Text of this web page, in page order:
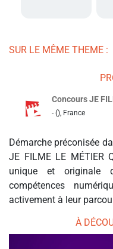
SUR LE MÊME THEME :
Concours JE
- (), France
Démarche préconisée
JE FILME LE MÉTIER
unique et originale
compétences
activement à leur
À